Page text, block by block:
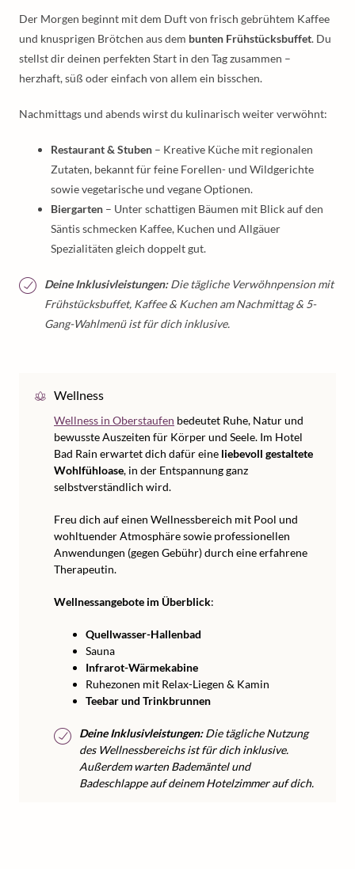
Der Morgen beginnt mit dem Duft von frisch gebrühtem Kaffee
und knusprigen Brötchen aus dem bunten Frühstücksbuffet. Du
stellst dir deinen perfekten Start in den Tag zusammen –
herzhaft, süß oder einfach von allem ein bisschen.
Nachmittags und abends wirst du kulinarisch weiter verwöhnt:
Restaurant & Stuben – Kreative Küche mit regionalen
Zutaten, bekannt für feine Forellen- und Wildgerichte
sowie vegetarische und vegane Optionen.
Biergarten – Unter schattigen Bäumen mit Blick auf den
Säntis schmecken Kaffee, Kuchen und Allgäuer
Spezialitäten gleich doppelt gut.
Deine Inklusivleistungen:Die tägliche Verwöhnpension mit
Frühstücksbuffet, Kaffee & Kuchen am Nachmittag & 5-
Gang-Wahlmenü ist für dich inklusive.
Wellness
Wellness in Oberstaufen bedeutet Ruhe, Natur und
bewusste Auszeiten für Körper und Seele. Im Hotel
Bad Rain erwartet dich dafür eine liebevoll gestaltete
Wohlfühloase, in der Entspannung ganz
selbstverständlich wird.
Freu dich auf einen Wellnessbereich mit Pool und
wohltuender Atmosphäre sowie professionellen
Anwendungen (gegen Gebühr) durch eine erfahrene
Therapeutin.
Wellnessangebote im Überblick:
Quellwasser-Hallenbad
Sauna
Infrarot-Wärmekabine
Ruhezonen mit Relax-Liegen & Kamin
Teebar und Trinkbrunnen
Deine Inklusivleistungen:Die tägliche Nutzung
des Wellnessbereichs ist für dich inklusive.
Außerdem warten Bademäntel und
Badeschlappe auf deinem Hotelzimmer auf dich.